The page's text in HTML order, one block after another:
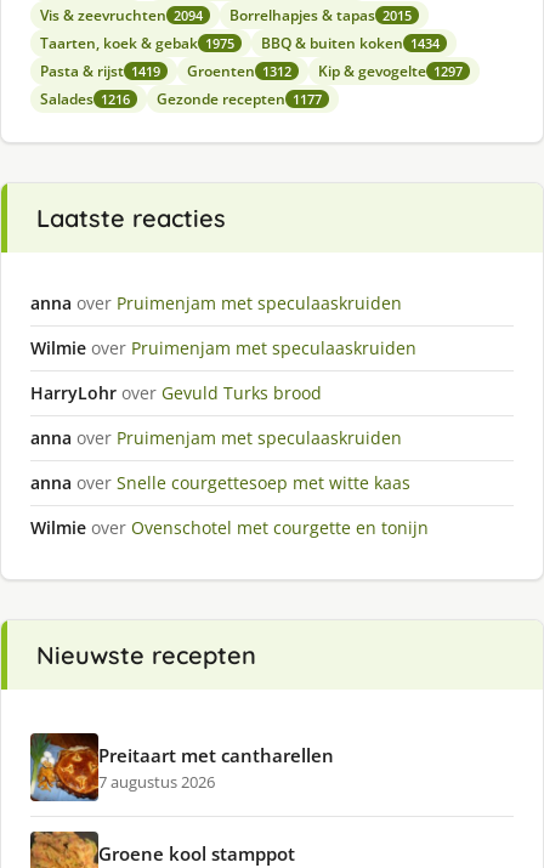
Vis & zeevruchten 2094 Borrelhapjes & tapas 2015
Taarten, koek & gebak 1975 BBQ & buiten koken 1434
Pasta & rijst 1419 Groenten 1312 Kip & gevogelte 1297
Salades 1216 Gezonde recepten 1177
Laatste reacties
anna over Pruimenjam met speculaaskruiden
Wilmie over Pruimenjam met speculaaskruiden
HarryLohr over Gevuld Turks brood
anna over Pruimenjam met speculaaskruiden
anna over Snelle courgettesoep met witte kaas
Wilmie over Ovenschotel met courgette en tonijn
Nieuwste recepten
Preitaart met cantharellen
7 augustus 2026
Groene kool stamppot